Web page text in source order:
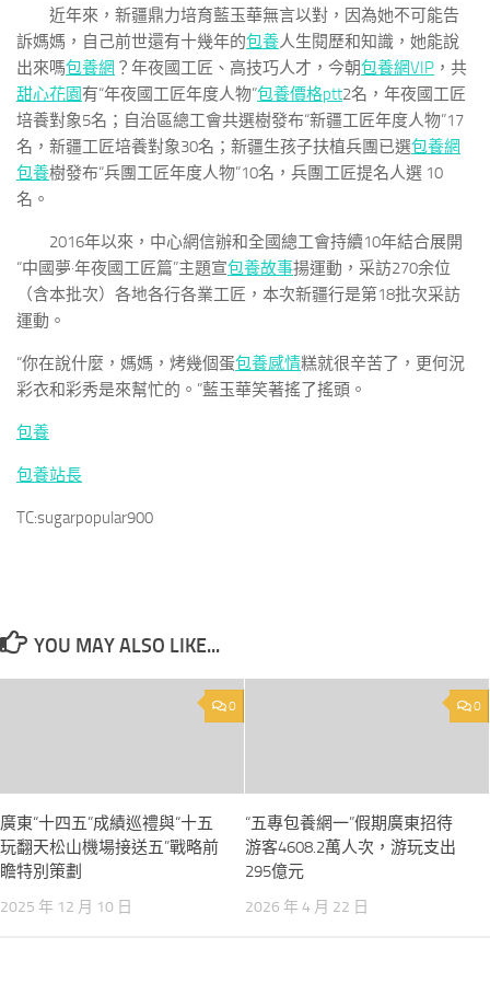
近年來，新疆鼎力培育藍玉華無言以對，因為她不可能告
訴媽媽，自己前世還有十幾年的包養人生閱歷和知識，她能說
出來嗎包養網 ？年夜國工匠、高技巧人才，今朝包養網VIP ，共
甜心花園有“年夜國工匠年度人物”包養價格ptt2名，年夜國工匠
培養對象5名；自治區總工會共選樹發布“新疆工匠年度人物”17
名，新疆工匠培養對象30名；新疆生孩子扶植兵團已選包養網
包養樹發布“兵團工匠年度人物”10名，兵團工匠提名人選 10
名。
2016年以來，中心網信辦和全國總工會持續10年結合展開
“中國夢·年夜國工匠篇”主題宣包養故事揚運動，采訪270余位
（含本批次）各地各行各業工匠，本次新疆行是第18批次采訪
運動。
“你在說什麼，媽媽，烤幾個蛋包養感情糕就很辛苦了，更何況
彩衣和彩秀是來幫忙的。”藍玉華笑著搖了搖頭。
包養
包養站長
TC:sugarpopular900
YOU MAY ALSO LIKE...
0
廣東“十四五”成績巡禮與“十五
玩翻天松山機場接送五”戰略前
瞻特別策劃
2025 年 12 月 10 日
0
“五專包養網一”假期廣東招待
游客4608.2萬人次，游玩支出
295億元
2026 年 4 月 22 日